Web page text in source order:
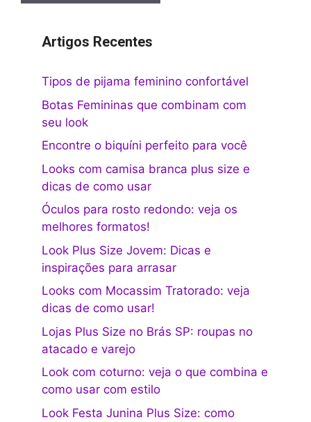
Artigos Recentes
Tipos de pijama feminino confortável
Botas Femininas que combinam com
seu look
Encontre o biquíni perfeito para você
Looks com camisa branca plus size e
dicas de como usar
Óculos para rosto redondo: veja os
melhores formatos!
Look Plus Size Jovem: Dicas e
inspirações para arrasar
Looks com Mocassim Tratorado: veja
dicas de como usar!
Lojas Plus Size no Brás SP: roupas no
atacado e varejo
Look com coturno: veja o que combina e
como usar com estilo
Look Festa Junina Plus Size: como